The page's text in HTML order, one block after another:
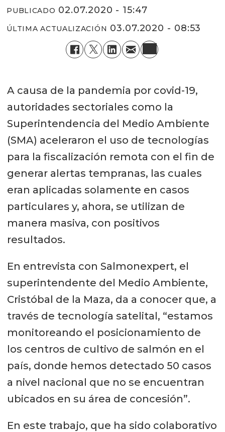
PUBLICADO 02.07.2020 - 15:47
ÚLTIMA ACTUALIZACIÓN 03.07.2020 - 08:53
A causa de la pandemia por covid-19,
autoridades sectoriales como la
Superintendencia del Medio Ambiente
(SMA) aceleraron el uso de tecnologías
para la fiscalización remota con el fin de
generar alertas tempranas, las cuales
eran aplicadas solamente en casos
particulares y, ahora, se utilizan de
manera masiva, con positivos
resultados.
En entrevista con Salmonexpert, el
superintendente del Medio Ambiente,
Cristóbal de la Maza, da a conocer que, a
través de tecnología satelital, “estamos
monitoreando el posicionamiento de
los centros de cultivo de salmón en el
país, donde hemos detectado 50 casos
a nivel nacional que no se encuentran
ubicados en su área de concesión”.
En este trabajo, que ha sido colaborativo